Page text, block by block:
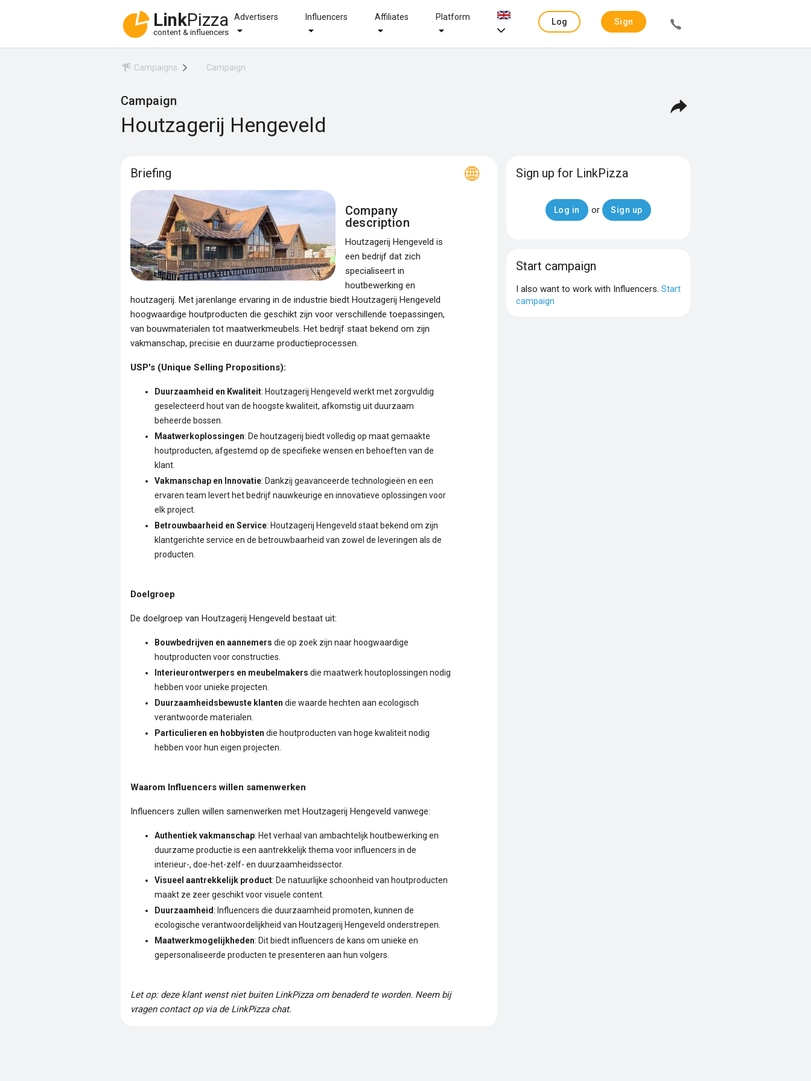
LinkPizza
content & influencers
Advertisers Influencers Affiliates Platform
Log
Sign
Campaigns Campaign
Campaign
Houtzagerij Hengeveld
Briefing
Company
description
Houtzagerij Hengeveld is
een bedrijf dat zich
specialiseert in
houtbewerking en
houtzagerij. Met jarenlange ervaring in de industrie biedt Houtzagerij Hengeveld
hoogwaardige houtproducten die geschikt zijn voor verschillende toepassingen,
van bouwmaterialen tot maatwerkmeubels. Het bedrijf staat bekend om zijn
vakmanschap, precisie en duurzame productieprocessen.
USP's (Unique Selling Propositions):
Duurzaamheid en Kwaliteit: Houtzagerij Hengeveld werkt met zorgvuldig
geselecteerd hout van de hoogste kwaliteit, afkomstig uit duurzaam
beheerde bossen.
Maatwerkoplossingen: De houtzagerij biedt volledig op maat gemaakte
houtproducten, afgestemd op de specifieke wensen en behoeften van de
klant.
Vakmanschap en Innovatie: Dankzij geavanceerde technologieën en een
ervaren team levert het bedrijf nauwkeurige en innovatieve oplossingen voor
elk project.
Betrouwbaarheid en Service: Houtzagerij Hengeveld staat bekend om zijn
klantgerichte service en de betrouwbaarheid van zowel de leveringen als de
producten.
Doelgroep
De doelgroep van Houtzagerij Hengeveld bestaat uit:
Bouwbedrijven en aannemers die op zoek zijn naar hoogwaardige
houtproducten voor constructies.
Interieurontwerpers en meubelmakers die maatwerk houtoplossingen nodig
hebben voor unieke projecten.
Duurzaamheidsbewuste klanten die waarde hechten aan ecologisch
verantwoorde materialen.
Particulieren en hobbyisten die houtproducten van hoge kwaliteit nodig
hebben voor hun eigen projecten.
Waarom Influencers willen samenwerken
Influencers zullen willen samenwerken met Houtzagerij Hengeveld vanwege:
Authentiek vakmanschap: Het verhaal van ambachtelijk houtbewerking en
duurzame productie is een aantrekkelijk thema voor influencers in de
interieur-, doe-het-zelf- en duurzaamheidssector.
Visueel aantrekkelijk product: De natuurlijke schoonheid van houtproducten
maakt ze zeer geschikt voor visuele content.
Duurzaamheid: Influencers die duurzaamheid promoten, kunnen de
ecologische verantwoordelijkheid van Houtzagerij Hengeveld onderstrepen.
Maatwerkmogelijkheden: Dit biedt influencers de kans om unieke en
gepersonaliseerde producten te presenteren aan hun volgers.
Let op: deze klant wenst niet buiten LinkPizza om benaderd te worden. Neem bij
vragen contact op via de LinkPizza chat.
Sign up for LinkPizza
Log in or Sign up
Start campaign
I also want to work with Influencers.Start
campaign